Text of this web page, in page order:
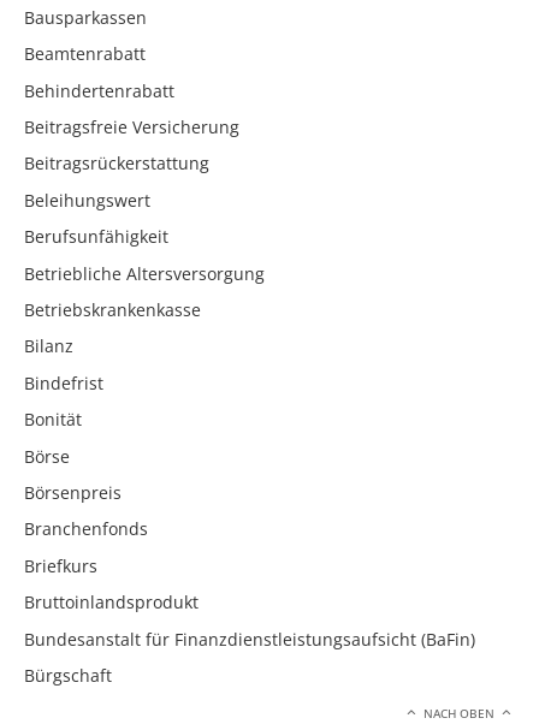
Bausparkassen
Beamtenrabatt
Behindertenrabatt
Beitragsfreie Versicherung
Beitragsrückerstattung
Beleihungswert
Berufsunfähigkeit
Betriebliche Altersversorgung
Betriebskrankenkasse
Bilanz
Bindefrist
Bonität
Börse
Börsenpreis
Branchenfonds
Briefkurs
Bruttoinlandsprodukt
Bundesanstalt für Finanzdienstleistungsaufsicht (BaFin)
Bürgschaft
NACH OBEN